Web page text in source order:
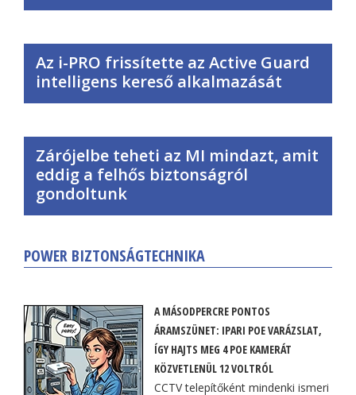
Az i-PRO frissítette az Active Guard
intelligens kereső alkalmazását
Zárójelbe teheti az MI mindazt, amit
eddig a felhős biztonságról
gondoltunk
POWER BIZTONSÁGTECHNIKA
A MÁSODPERCRE PONTOS
ÁRAMSZÜNET: IPARI POE VARÁZSLAT,
ÍGY HAJTS MEG 4 POE KAMERÁT
KÖZVETLENÜL 12 VOLTRÓL
CCTV telepítőként mindenki ismeri